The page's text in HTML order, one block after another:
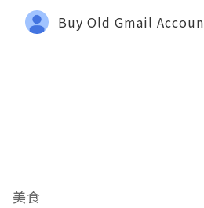
Buy Old Gmail Accoun
美食